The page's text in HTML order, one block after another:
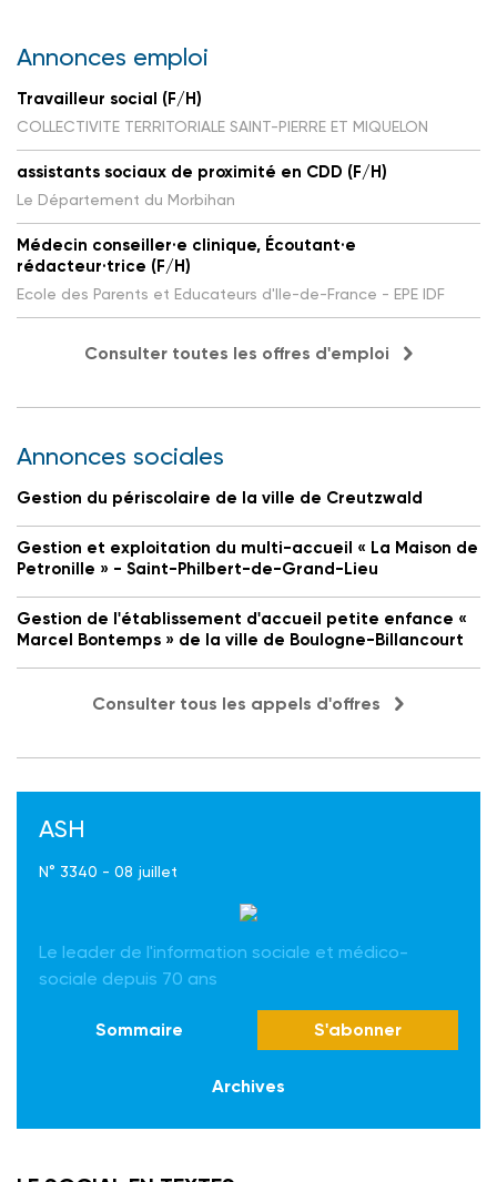
Annonces emploi
Travailleur social (F/H)
COLLECTIVITE TERRITORIALE SAINT-PIERRE ET MIQUELON
assistants sociaux de proximité en CDD (F/H)
Le Département du Morbihan
Médecin conseiller·e clinique, Écoutant·e
rédacteur·trice (F/H)
Ecole des Parents et Educateurs d'Ile-de-France - EPE IDF
Consulter toutes les offres d'emploi
Annonces sociales
Gestion du périscolaire de la ville de Creutzwald
Gestion et exploitation du multi-accueil « La Maison de
Petronille » - Saint-Philbert-de-Grand-Lieu
Gestion de l'établissement d'accueil petite enfance «
Marcel Bontemps » de la ville de Boulogne-Billancourt
Consulter tous les appels d'offres
ASH
N° 3340 - 08 juillet
Le leader de l'information sociale et médico-
sociale depuis 70 ans
Sommaire S'abonner
Archives